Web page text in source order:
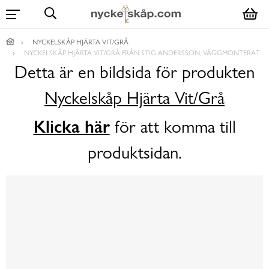
NYCKELSKÅP HJÄRTA VIT/GRÅ
NYCKELSKÅP HJÄRTA VIT/GRÅ FRÅN STIG ANDERSSON, VÄGGMONTERAT
Detta är en bildsida för produkten
Nyckelskåp Hjärta Vit/Grå
Klicka härför att komma till
produktsidan.